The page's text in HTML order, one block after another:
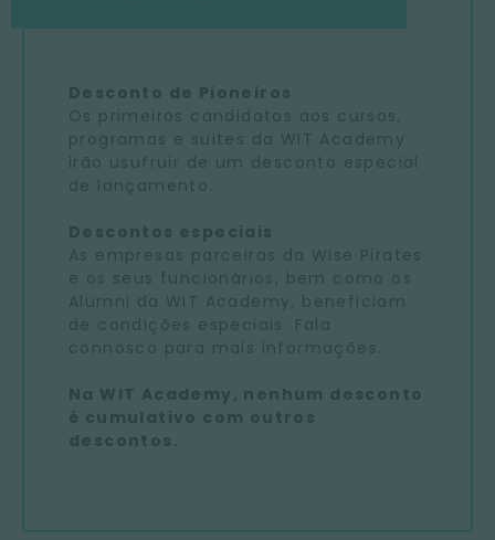
Desconto de Pioneiros
Os primeiros candidatos aos cursos,
programas e suites da WIT Academy
irão usufruir de um desconto especial
de lançamento.
Descontos especiais
As empresas parceiras da Wise Pirates
e os seus funcionários, bem como os
Alumni da WIT Academy, beneficiam
de condições especiais. Fala
connosco para mais informações.
Na WIT Academy, nenhum desconto
é cumulativo com outros
descontos.